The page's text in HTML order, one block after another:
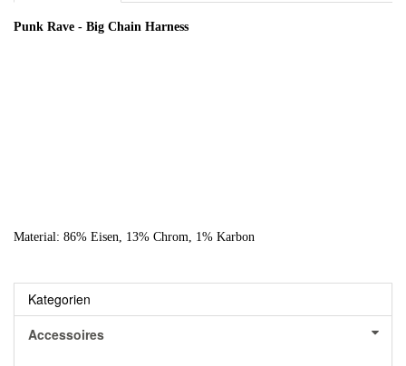
Punk Rave - Big Chain Harness
Material: 86% Eisen, 13% Chrom, 1% Karbon
Kategorien
Accessoires